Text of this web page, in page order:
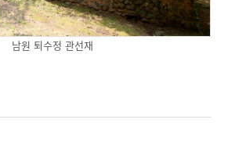
남원 퇴수정 관선재